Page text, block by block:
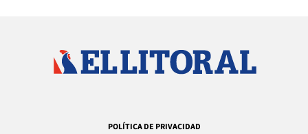
POLÍTICA DE PRIVACIDAD